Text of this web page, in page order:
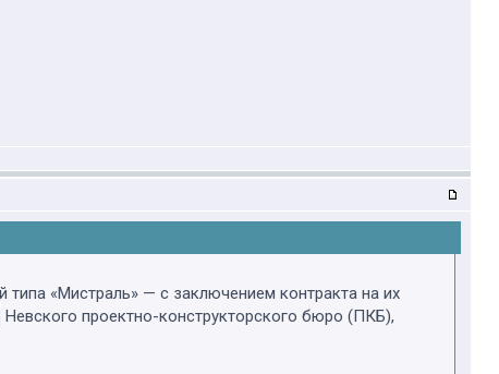
«Мистраль» — с заключением контракта на их
проектно-конструкторского бюро (ПКБ),